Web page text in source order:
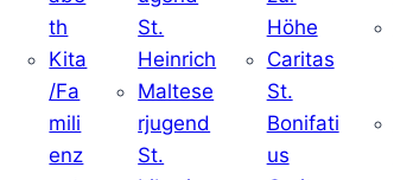
th
Kita
/Fa
mili
enz
St.
Heinrich
Maltese
rjugend
St.
Höhe
Caritas
St.
Bonifati
us